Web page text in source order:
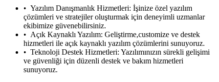
Yazılım Danışmanlık Hizmetleri: İşinize özel yazılım
çözümleri ve stratejiler oluşturmak için deneyimli uzmanlar
ekibimize güvenebilirsiniz.
Açık Kaynaklı Yazılım: Geliştirme,customize ve destek
hizmetleri ile açık kaynaklı yazılım çözümlerini sunuyoruz.
Teknoloji Destek Hizmetleri: Yazılımınızın sürekli gelişimi
ve güvenliği için düzenli destek ve bakım hizmetleri
sunuyoruz.